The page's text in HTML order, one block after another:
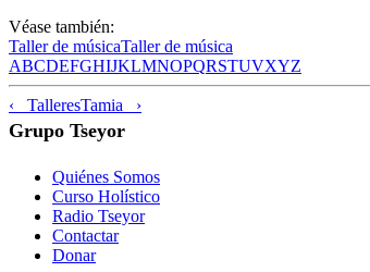
Véase también:
Taller de músicaTaller de música
ABCDEFGHIJKLMNOPQRSTUVXYZ
‹ TalleresTamia ›
Grupo Tseyor
Quiénes Somos
Curso Holístico
Radio Tseyor
Contactar
Donar